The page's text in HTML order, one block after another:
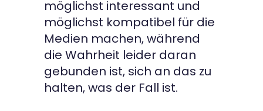
möglichst interessant und
möglichst kompatibel für die
Medien machen, während
die Wahrheit leider daran
gebunden ist, sich an das zu
halten, was der Fall ist.